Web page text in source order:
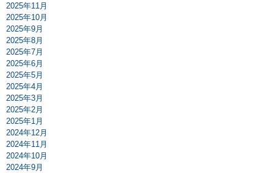
2025年11月
2025年10月
2025年9月
2025年8月
2025年7月
2025年6月
2025年5月
2025年4月
2025年3月
2025年2月
2025年1月
2024年12月
2024年11月
2024年10月
2024年9月